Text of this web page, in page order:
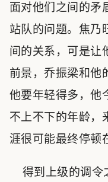
面对他们之间的矛
站队的问题。焦乃
间的关系，可是让
前景，乔振梁和他
他要年轻得多，他
不上不下的年龄，
涯很可能最终停顿
得到上级的调令